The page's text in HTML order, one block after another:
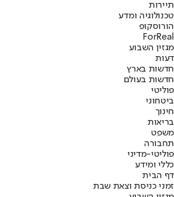
תיירות
טכנולוגיה ומדע
הורוסקופ
ForReal
מגזין השבוע
דעות
חדשות בארץ
חדשות בעולם
פוליטי
ביטחוני
חינוך
בריאות
משפט
תחבורה
פוליטי-מדיני
כללי ומידע
דף הבית
זמני כניסת וצאת שבת